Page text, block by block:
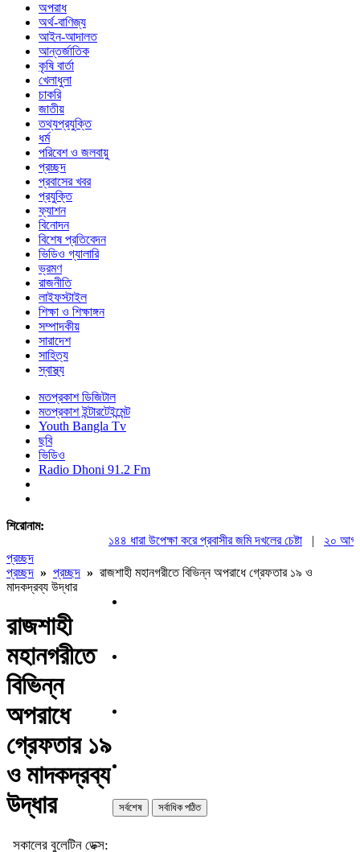
অপরাধ
অর্থ-বাণিজ্য
আইন-আদালত
আন্তর্জাতিক
কৃষি বার্তা
খেলাধুলা
চাকরি
জাতীয়
তথ্যপ্রযুক্তি
ধর্ম
পরিবেশ ও জলবায়ু
প্রচ্ছদ
প্রবাসের খবর
প্রযুক্তি
ফ্যাশন
বিনোদন
বিশেষ প্রতিবেদন
ভিডিও গ্যালারি
ভ্রমণ
রাজনীতি
লাইফস্টাইল
শিক্ষা ও শিক্ষাঙ্গন
সম্পাদকীয়
সারাদেশ
সাহিত্য
স্বাস্থ্য
মতপ্রকাশ ডিজিটাল
মতপ্রকাশ ইন্টারটেইন্মেন্ট
Youth Bangla Tv
ছবি
ভিডিও
Radio Dhoni 91.2 Fm
শিরোনাম:
১৪৪ ধারা উপেক্ষা করে প্রবাসীর জমি দখলের চেষ্টা|
২০ আগস্ট
প্রচ্ছদ
প্রচ্ছদ » প্রচ্ছদ » রাজশাহী মহানগরীতে বিভিন্ন অপরাধে গ্রেফতার ১৯ ও
মাদকদ্রব্য উদ্ধার
রাজশাহী
মহানগরীতে
বিভিন্ন
অপরাধে
গ্রেফতার ১৯
ও মাদকদ্রব্য
উদ্ধার
সকালের বুলেটিন ডেক্স:
সর্বশেষ সর্বাধিক পঠিত